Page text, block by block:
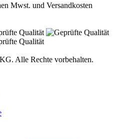
Mwst. und Versandkosten
Alle Rechte vorbehalten.